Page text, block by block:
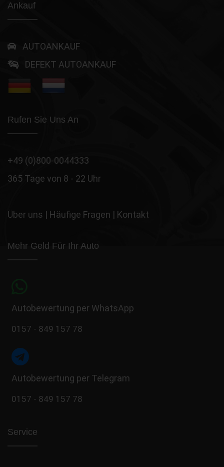
Ankauf
AUTOANKAUF
DEFEKT AUTOANKAUF
Rufen Sie Uns An
+49 (0)800-0044333
365 Tage von 8 - 22 Uhr
Über uns | Häufige Fragen | Kontakt
Mehr Geld Für Ihr Auto
Autobewertung per WhatsApp
0157 - 849 157 78
Autobewertung per Telegram
0157 - 849 157 78
Service